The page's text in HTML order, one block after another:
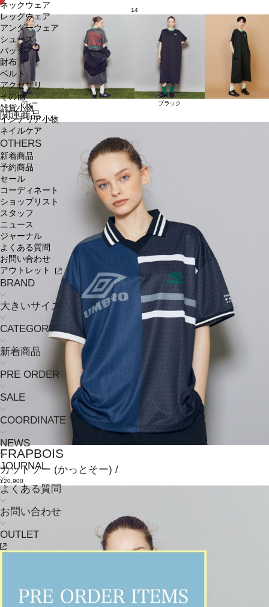
ネックウェア
レッグウェア
アンダーウェア
シューズ
バッグ
財布
ベルト
アクセサリ
その他
雑貨小物
インテリア小物
ネイルケア
OTHERS
新着商品
予約商品
セール
コーディネート
ショップリスト
スタッフ
ニュース
ジャーナル
よくある質問
お問い合わせ
アウトレット
BRAND
大きいサイズ
CATEGORY
新着商品
PRE ORDER
SALE
COORDINATE
NEWS
JOURNAL
よくある質問
お問い合わせ
OUTLET
14
グレー ブラック
関連商品
FRAPBOIS
カットソー (かっとそー) /
¥20,900